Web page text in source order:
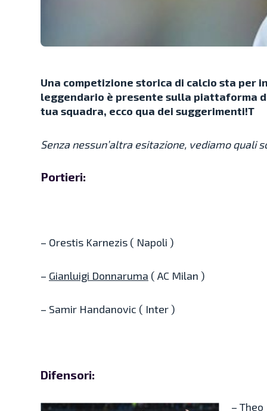
Una competizione storica di calcio sta per
leggendario è presente sulla piattaforma
tua squadra, ecco qua dei suggerimenti!T
Senza nessun’altra esitazione, vediamo quali
Portieri:
– Orestis Karnezis ( Napoli )
– Gianluigi Donnaruma ( AC Milan )
– Samir Handanovic ( Inter )
Difensori:
– Theo